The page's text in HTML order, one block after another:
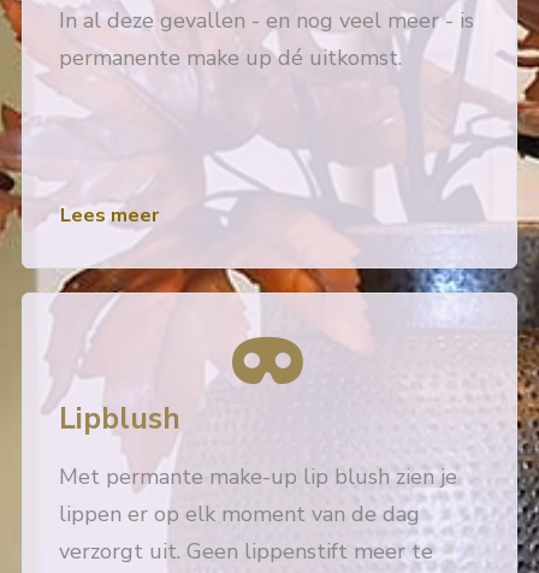
In al deze gevallen - en nog veel meer - is
permanente make up dé uitkomst.
Lees meer
Lipblush
Met permante make-up lip blush zien je
lippen er op elk moment van de dag
verzorgt uit. Geen lippenstift meer te